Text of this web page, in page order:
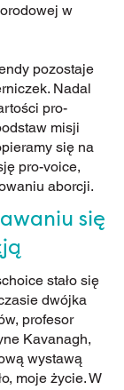
w
pozostaje
Nadal
pro-
misji
się na
pro-voice,
aborcji.
się
stało się
dwójka
profesor
Kavanagh,
wystawą
moje życie. W